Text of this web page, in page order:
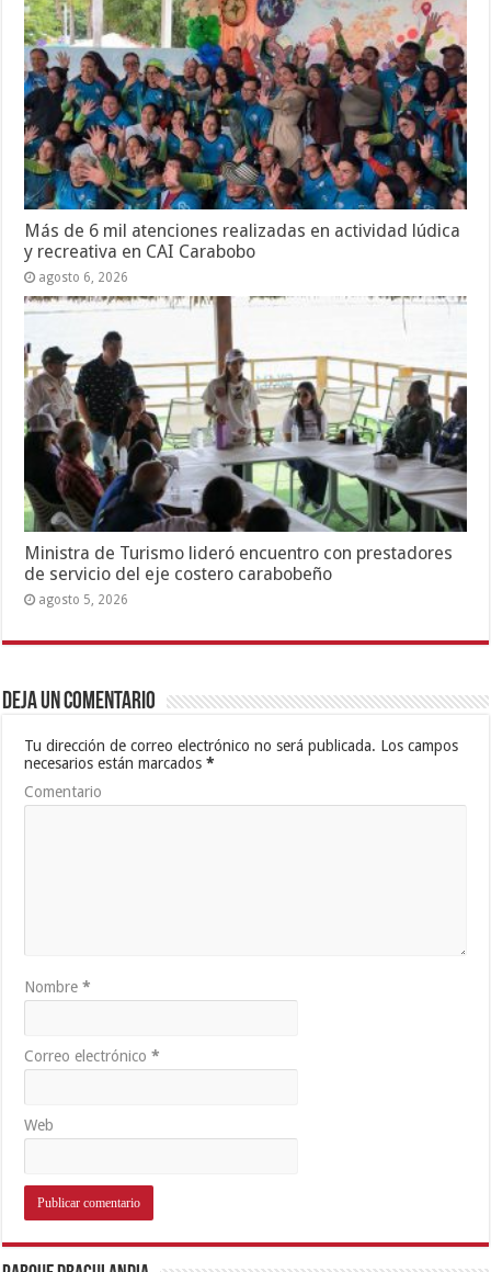
Más de 6 mil atenciones realizadas en actividad lúdica
y recreativa en CAI Carabobo
agosto 6, 2026
Ministra de Turismo lideró encuentro con prestadores
de servicio del eje costero carabobeño
agosto 5, 2026
Deja un comentario
Tu dirección de correo electrónico no será publicada. Los campos
necesarios están marcados*
Comentario
Nombre*
Correo electrónico*
Web